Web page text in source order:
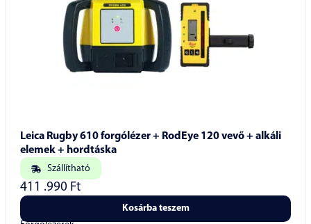
Leica Rugby 610 forgólézer + RodEye 120 vevő + alkáli
elemek + hordtáska
Szállítható
411 .990 Ft
Kosárba teszem